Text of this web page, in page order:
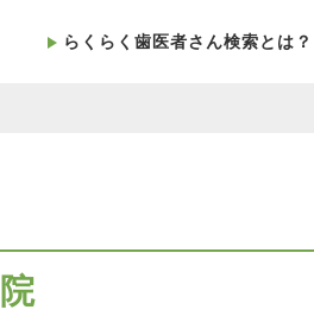
らくらく歯医者さん検索とは？